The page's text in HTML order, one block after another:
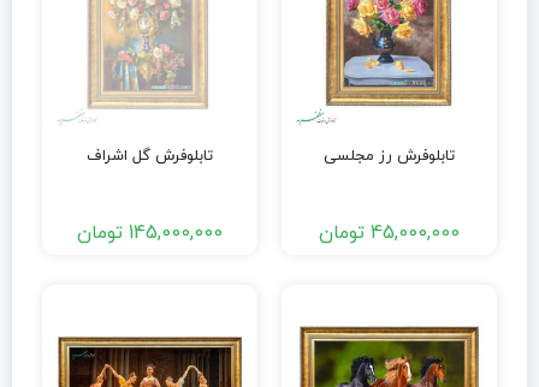
تابلوفرش رز مجلسی
45,000,000 تومان
تابلوفرش گل اشراف
145,000,000 تومان